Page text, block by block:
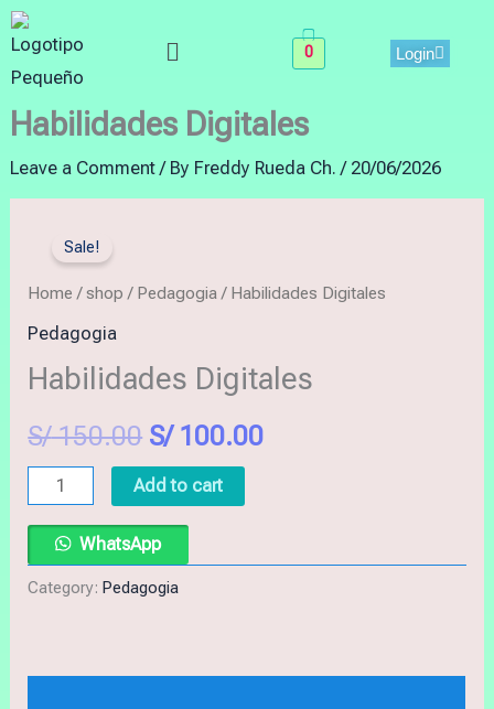
Skip
to
content
Menu 0 Login
Habilidades Digitales
Leave a Comment / By Freddy Rueda Ch./ 20/06/2026
Sale!
Home /shop / Pedagogia/ Habilidades Digitales
Pedagogia
Habilidades Digitales
S/150.00
price
S/ 150.00.
S/100.00
price
S/ 100.00.
Digitales
quantity
Add to cart
WhatsApp
Category:Pedagogia